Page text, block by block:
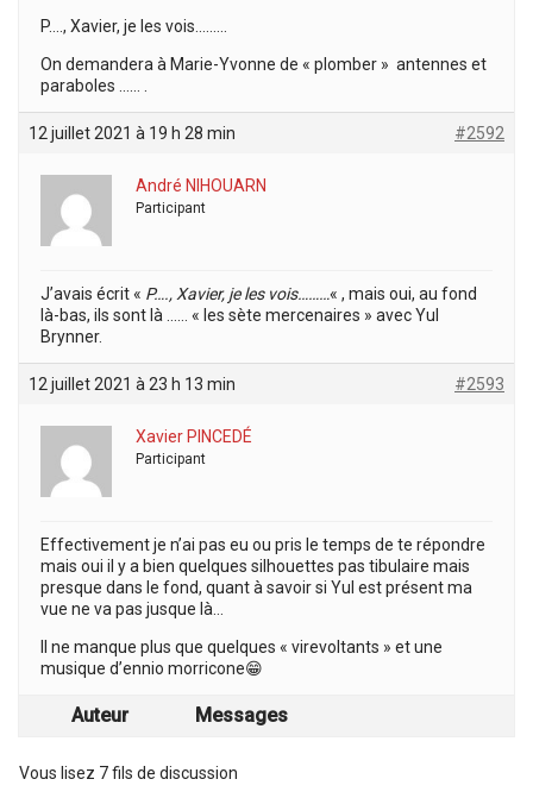
P…., Xavier, je les vois………
On demandera à Marie-Yvonne de « plomber » antennes et
paraboles …… .
12 juillet 2021 à 19 h 28 min #2592
André NIHOUARN
Participant
J’avais écrit « P…., Xavier, je les vois………« , mais oui, au fond
là-bas, ils sont là …… « les sète mercenaires » avec Yul
Brynner.
12 juillet 2021 à 23 h 13 min #2593
Xavier PINCEDÉ
Participant
Effectivement je n’ai pas eu ou pris le temps de te répondre
mais oui il y a bien quelques silhouettes pas tibulaire mais
presque dans le fond, quant à savoir si Yul est présent ma
vue ne va pas jusque là…
Il ne manque plus que quelques « virevoltants » et une
musique d’ennio morricone😁
Auteur Messages
Vous lisez 7 fils de discussion